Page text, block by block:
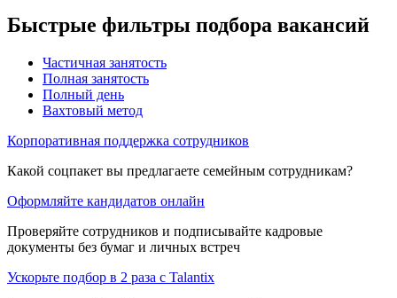
Быстрые фильтры подбора вакансий
Частичная занятость
Полная занятость
Полный день
Вахтовый метод
Корпоративная поддержка сотрудников
Какой соцпакет вы предлагаете семейным сотрудникам?
Оформляйте кандидатов онлайн
Проверяйте сотрудников и подписывайте кадровые
документы без бумаг и личных встреч
Ускорьте подбор в 2 раза с Talantix